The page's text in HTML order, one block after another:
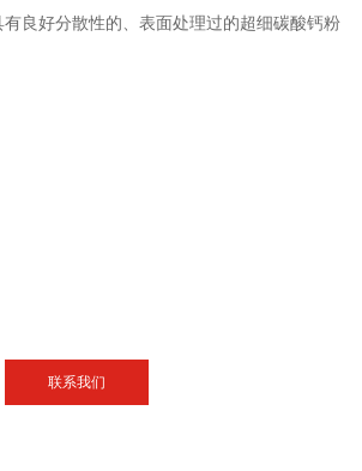
良好分散性的、表面处理过的超细碳酸钙粉
联系我们